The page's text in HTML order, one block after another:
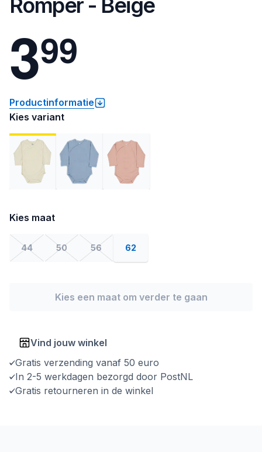
Romper - Beige
399
Productinformatie
Kies variant
Kies maat
44 50 56 62
Kies een maat om verder te gaan
Vind jouw winkel
Gratis verzending vanaf 50 euro
In 2-5 werkdagen bezorgd door PostNL
Gratis retourneren in de winkel